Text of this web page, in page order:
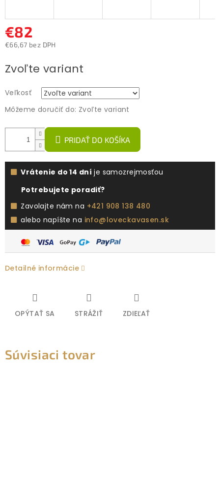
€82
€66,67 bez DPH
cena:
Zvoľte variant
Veľkosť
Môžeme doručiť do: Zvoľte variant
PRIDAŤ DO KOŠÍKA
Vrátenie do 14 dní je samozrejmosťou
Potrebujete poradiť?
Zavolajte nám na +421 908 138 480
alebo napíšte na info@loveckavasen.sk
Detailné informácie
OPÝTAŤ SA STRÁŽIŤ ZDIEĽAŤ
Súvisiaci tovar